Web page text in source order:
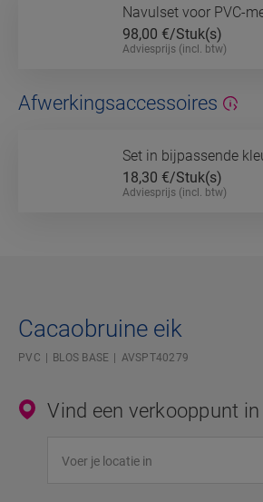
Navulset voor PVC-
98,00 €/Stuk(s)
Adviesprijs (incl. btw)
Afwerkingsaccessoires
Set in bijpassende
18,30 €/Stuk(s)
Adviesprijs (incl. btw)
Cacaobruine eik
PVC BLOS BASE AVSPT40279
Vind een verkooppunt